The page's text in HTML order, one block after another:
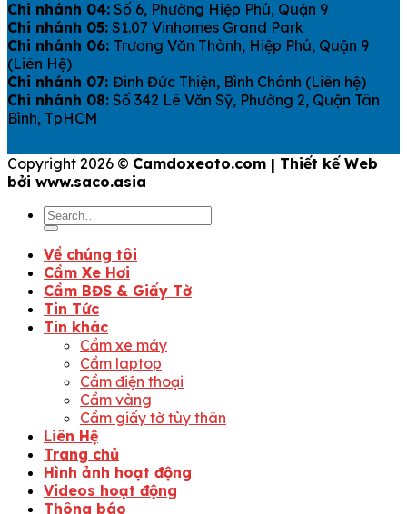
Chi nhánh 04: Số 6, Phường Hiệp Phú, Quận 9
Chi nhánh 05: S1.07 Vinhomes Grand Park
Chi nhánh 06: Trương Văn Thành, Hiệp Phú, Quận 9
(Liên Hệ)
Chi nhánh 07: Đinh Đức Thiện, Bình Chánh (Liên hệ)
Chi nhánh 08: Số 342 Lê Văn Sỹ, Phường 2, Quận Tân
Bình, TpHCM
Copyright 2026 © Camdoxeoto.com | Thiết kế Web
bởi www.saco.asia
Về chúng tôi
Cầm Xe Hơi
Cầm BĐS & Giấy Tờ
Tin Tức
Tin khác
Cầm xe máy
Cầm laptop
Cầm điện thoại
Cầm vàng
Cầm giấy tờ tùy thân
Liên Hệ
Trang chủ
Hình ảnh hoạt động
Videos hoạt động
Thông báo